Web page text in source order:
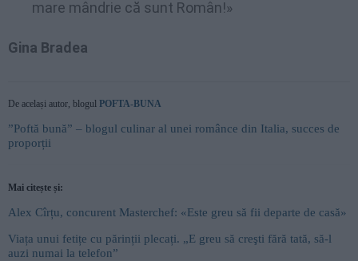
mare mândrie că sunt Român!»
Gina Bradea
De același autor, blogul POFTA-BUNA
”Poftă bună” – blogul culinar al unei românce din Italia, succes de
proporții
Mai citește și:
Alex Cîrțu, concurent Masterchef: «Este greu să fii departe de casă»
Viața unui fetițe cu părinții plecați. „E greu să creşti fără tată, să-l
auzi numai la telefon”